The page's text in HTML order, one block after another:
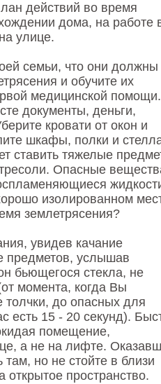
действий во время
дома, на работе
улице.
семьи, что они должны
и обучите их
медицинской помощи.
документы, деньги,
кровати от окон и
шкафы, полки и
ставить тяжелые
Опасные
изолированном
землетрясения?
увидев качание
предметов, услышав
бьющегося стекла, не
момента, когда Вы
толчки, до опасных для
есть 15 - 20 секунд).
помещение,
а не на лифте.
там, но не стойте в близи
открытое пространство.